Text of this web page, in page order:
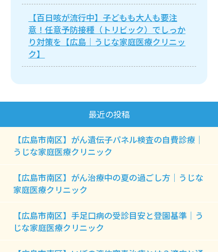
【百日咳が流行中】子どもも大人も要注
意！任意予防接種（トリビック）でしっか
り対策を【広島｜うじな家庭医療クリニッ
ク】
最近の投稿
【広島市南区】がん遺伝子パネル検査の自費診療｜
うじな家庭医療クリニック
【広島市南区】がん治療中の夏の過ごし方｜うじな
家庭医療クリニック
【広島市南区】手足口病の受診目安と登園基準｜う
じな家庭医療クリニック